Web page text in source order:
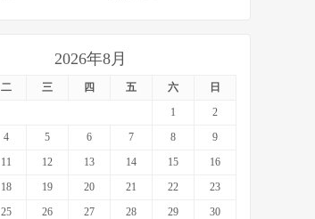
2026年8月
二 三 四 五 六 日
1
2
4 5 6 7 8
9
11 12 13 14 15
16
18 19 20 21 22
23
25 26 27 28 29
30